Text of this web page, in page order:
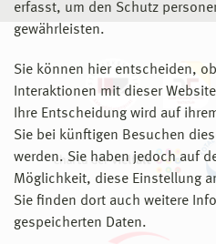
erfasst, um den Schutz
gewährleisten.
Sie können hier entscheiden,
Interaktionen mit dieser
Ihre Entscheidung wird auf
Sie bei künftigen Besuchen
werden. Sie haben jedoch auf
Möglichkeit, diese Einstellung
Sie finden dort auch weitere
gespeicherten Daten.